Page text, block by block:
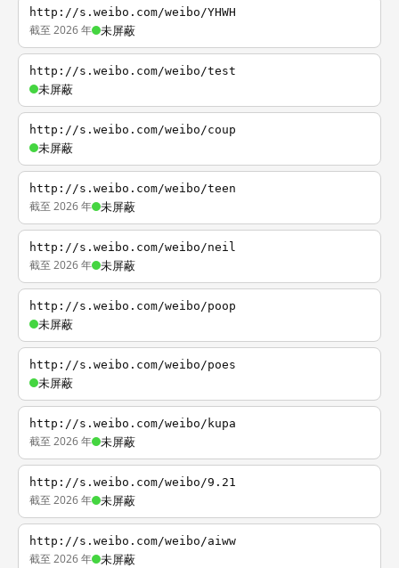
http://s.weibo.com/weibo/YHWH
截至 2026 年 未屏蔽
http://s.weibo.com/weibo/test
未屏蔽
http://s.weibo.com/weibo/coup
未屏蔽
http://s.weibo.com/weibo/teen
截至 2026 年 未屏蔽
http://s.weibo.com/weibo/neil
截至 2026 年 未屏蔽
http://s.weibo.com/weibo/poop
未屏蔽
http://s.weibo.com/weibo/poes
未屏蔽
http://s.weibo.com/weibo/kupa
截至 2026 年 未屏蔽
http://s.weibo.com/weibo/9.21
截至 2026 年 未屏蔽
http://s.weibo.com/weibo/aiww
截至 2026 年 未屏蔽